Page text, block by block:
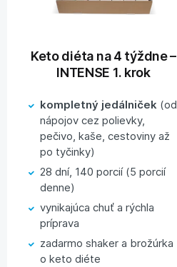
Keto diéta na 4 týždne –
INTENSE 1. krok
kompletný jedálniček(od
nápojov cez polievky,
pečivo, kaše, cestoviny až
po tyčinky)
28 dní, 140 porcií (5 porcií
denne)
vynikajúca chuť a rýchla
príprava
zadarmo shaker a brožúrka
o keto diéte